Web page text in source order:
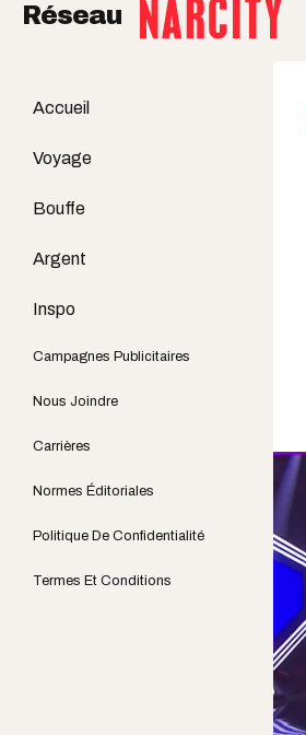
Réseau
Accueil
Voyage
Bouffe
Argent
Inspo
Campagnes Publicitaires
Nous Joindre
Carrières
Normes Éditoriales
Politique De Confidentialité
Termes Et Conditions